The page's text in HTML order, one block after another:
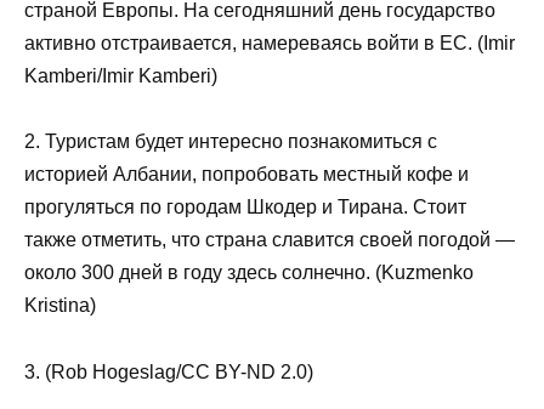
страной Европы. На сегодняшний день государство
активно отстраивается, намереваясь войти в ЕС. (Imir
Kamberi/Imir Kamberi)
2. Туристам будет интересно познакомиться с
историей Албании, попробовать местный кофе и
прогуляться по городам Шкодер и Тирана. Стоит
также отметить, что страна славится своей погодой —
около 300 дней в году здесь солнечно. (Kuzmenko
Kristina)
3. (Rob Hogeslag/CC BY-ND 2.0)